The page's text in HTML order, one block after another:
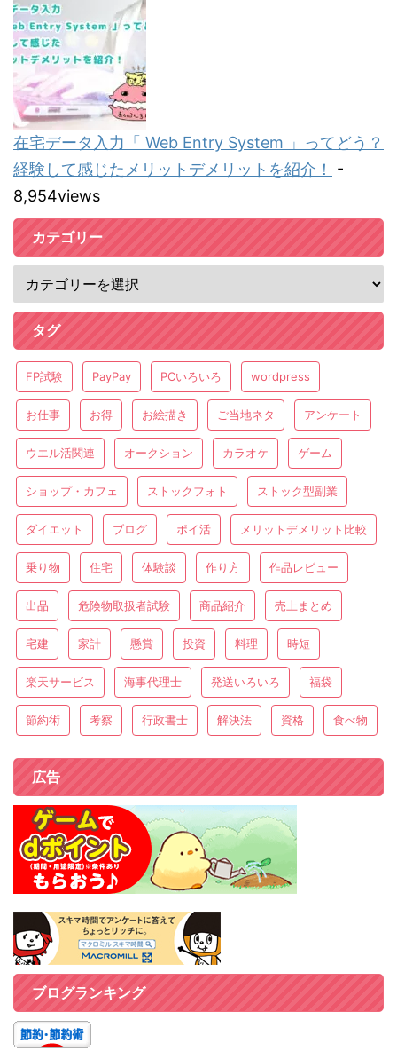
在宅データ入力「 Web Entry System 」ってどう？
経験して感じたメリットデメリットを紹介！
-
8,954views
カテゴリー
タグ
FP試験 PayPay PCいろいろ wordpress
お仕事 お得 お絵描き ご当地ネタ アンケート
ウエル活関連 オークション カラオケ ゲーム
ショップ・カフェ ストックフォト ストック型副業
ダイエット ブログ ポイ活 メリットデメリット比較
乗り物 住宅 体験談 作り方 作品レビュー
出品 危険物取扱者試験 商品紹介 売上まとめ
宅建 家計 懸賞 投資 料理 時短
楽天サービス 海事代理士 発送いろいろ 福袋
節約術 考察 行政書士 解決法 資格 食べ物
広告
ブログランキング